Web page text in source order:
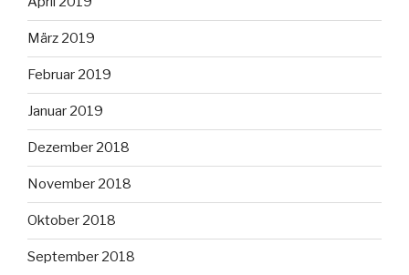
März 2019
Februar 2019
Januar 2019
Dezember 2018
November 2018
Oktober 2018
September 2018